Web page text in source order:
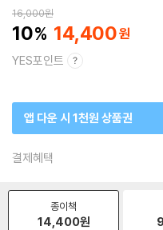
16,000원
10 14,400
YES포인트
앱 다운 시 1천원 상품권
결제혜택
종이책
14,400원